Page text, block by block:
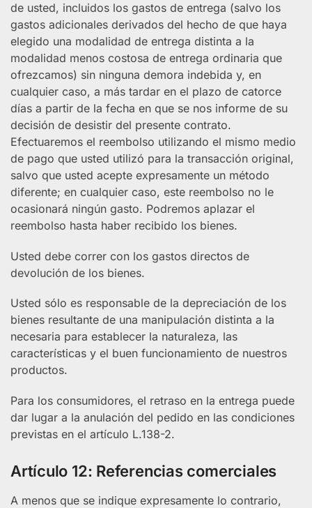
de usted, incluidos los gastos de entrega (salvo los
gastos adicionales derivados del hecho de que haya
elegido una modalidad de entrega distinta a la
modalidad menos costosa de entrega ordinaria que
ofrezcamos) sin ninguna demora indebida y, en
cualquier caso, a más tardar en el plazo de catorce
días a partir de la fecha en que se nos informe de su
decisión de desistir del presente contrato.
Efectuaremos el reembolso utilizando el mismo medio
de pago que usted utilizó para la transacción original,
salvo que usted acepte expresamente un método
diferente; en cualquier caso, este reembolso no le
ocasionará ningún gasto. Podremos aplazar el
reembolso hasta haber recibido los bienes.
Usted debe correr con los gastos directos de
devolución de los bienes.
Usted sólo es responsable de la depreciación de los
bienes resultante de una manipulación distinta a la
necesaria para establecer la naturaleza, las
características y el buen funcionamiento de nuestros
productos.
Para los consumidores, el retraso en la entrega puede
dar lugar a la anulación del pedido en las condiciones
previstas en el artículo L.138-2.
Artículo 12: Referencias comerciales
A menos que se indique expresamente lo contrario,